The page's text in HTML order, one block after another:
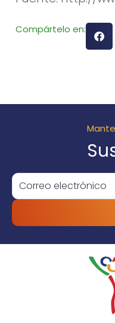
Compártelo en: